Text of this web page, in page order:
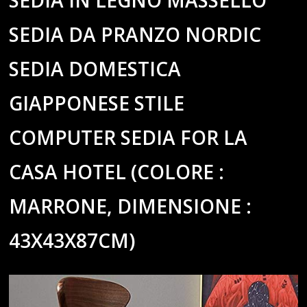
SEDIA DA PRANZO NORDIC
SEDIA DOMESTICA
GIAPPONESE STILE
COMPUTER SEDIA FOR LA
CASA HOTEL (COLORE :
MARRONE, DIMENSIONE :
43X43X87CM)